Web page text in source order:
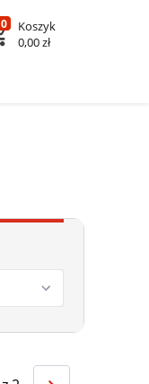
0
Koszyk
0,00 zł